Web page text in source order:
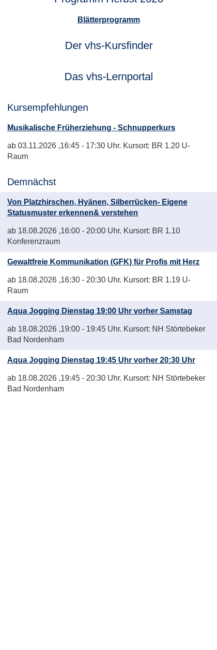
Blätterprogramm
Der vhs-Kursfinder
Das vhs-Lernportal
Kursempfehlungen
Musikalische Früherziehung - Schnupperkurs
ab 03.11.2026 ,16:45 - 17:30 Uhr. Kursort: BR 1.20 U-
Raum
Demnächst
Von Platzhirschen, Hyänen, Silberrücken- Eigene
Statusmuster erkennen& verstehen
ab 18.08.2026 ,16:00 - 20:00 Uhr. Kursort: BR 1.10
Konferenzraum
Gewaltfreie Kommunikation (GFK) für Profis mit Herz
ab 18.08.2026 ,16:30 - 20:30 Uhr. Kursort: BR 1.19 U-
Raum
Aqua Jogging Dienstag 19:00 Uhr vorher Samstag
ab 18.08.2026 ,19:00 - 19:45 Uhr. Kursort: NH Störtebeker
Bad Nordenham
Aqua Jogging Dienstag 19:45 Uhr vorher 20:30 Uhr
ab 18.08.2026 ,19:45 - 20:30 Uhr. Kursort: NH Störtebeker
Bad Nordenham